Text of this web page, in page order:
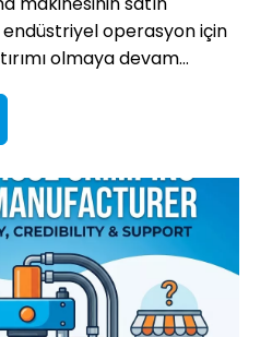
endüstriyel operasyon için
olmaya devam
son ürün uyumluluğunu